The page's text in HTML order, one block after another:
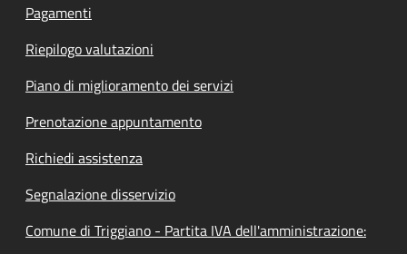
Pagamenti
Riepilogo valutazioni
Piano di miglioramento dei servizi
Prenotazione appuntamento
Richiedi assistenza
Segnalazione disservizio
Comune di Triggiano - Partita IVA dell'amministrazione: